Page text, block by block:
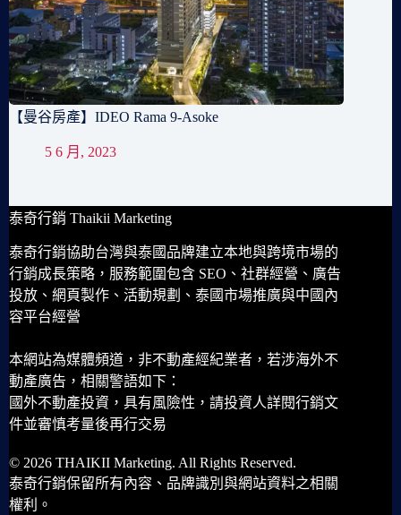
【曼谷房產】IDEO Rama 9-Asoke
5 6 月, 2023
泰奇行銷 Thaikii Marketing
泰奇行銷協助台灣與泰國品牌建立本地與跨境市場的
行銷成長策略，服務範圍包含 SEO、社群經營、廣告
投放、網頁製作、活動規劃、泰國市場推廣與中國內
容平台經營
本網站為媒體頻道，非不動產經紀業者，若涉海外不
動產廣告，相關警語如下：
國外不動產投資，具有風險性，請投資人詳閱行銷文
件並審慎考量後再行交易
© 2026 THAIKII Marketing. All Rights Reserved.
泰奇行銷保留所有內容、品牌識別與網站資料之相關
權利。